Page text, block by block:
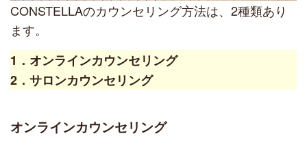
CONSTELLAのカウンセリング方法は、2種類あり
ます。
1．オンラインカウンセリング
2．サロンカウンセリング
オンラインカウンセリング